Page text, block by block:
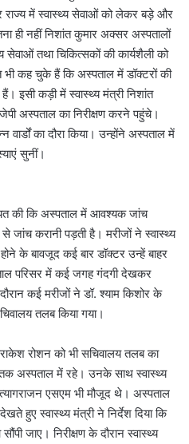
राज्य में स्वास्थ्य सेवाओं को लेकर बड़े और
ही नहीं निशांत कुमार अक्सर अस्पतालों
तथा चिकित्सकों की कार्यशैली को
कह चुके हैं कि अस्पताल में डॉक्टरों की
इसी कड़ी में स्वास्थ्य मंत्री निशांत
अस्पताल का निरीक्षण करने पहुंचे।
का दौरा किया। उन्होंने अस्पताल में
सुनीं।
की कि अस्पताल में आवश्यक जांच
जांच करानी पड़ती है। मरीजों ने स्वास्थ्य
के बावजूद कई बार डॉक्टर उन्हें बाहर
परिसर में कई जगह गंदगी देखकर
कई मरीजों ने डॉ. श्याम किशोर के
तलब किया गया।
रोशन को भी सचिवालय तलब का
तक अस्पताल में रहे। उनके साथ स्वास्थ्य
एसएम भी मौजूद थे। अस्पताल
हुए स्वास्थ्य मंत्री ने निर्देश दिया कि
जाए। निरीक्षण के दौरान स्वास्थ्य